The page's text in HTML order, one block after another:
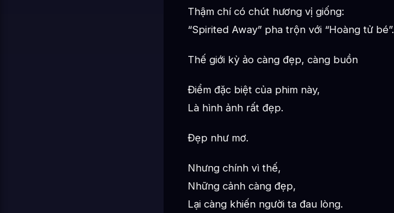
Thậm chí có chút hương vị giống:
“Spirited Away” pha trộn với “Hoàng tử bé”.
Thế giới kỳ ảo càng đẹp, càng buồn
Điểm đặc biệt của phim này,
Là hình ảnh rất đẹp.
Đẹp như mơ.
Nhưng chính vì thế,
Những cảnh càng đẹp,
Lại càng khiến người ta đau lòng.